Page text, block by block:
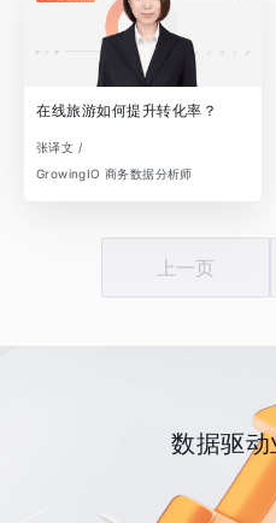
在线旅游如何提升转化率？
张译文 /
GrowingIO 商务数据分析师
上一页
数据驱